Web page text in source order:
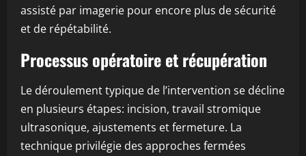
assisté par imagerie pour encore plus de sécurité
et de répétabilité.
Processus opératoire et récupération
Le déroulement typique de l’intervention se décline
en plusieurs étapes: incision, travail stromique
ultrasonique, ajustements et fermeture. La
technique privilégie des approches fermées